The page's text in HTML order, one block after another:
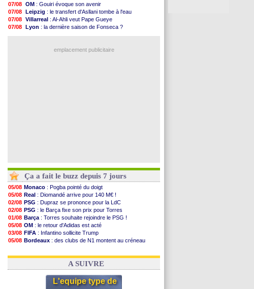
07/08 OM : Gouiri évoque son avenir
07/08 Leipzig : le transfert d'Asllani tombe à l'eau
07/08 Villarreal : Al-Ahli veut Pape Gueye
07/08 Lyon : la dernière saison de Fonseca ?
: Kevin Carlos va partir en Italie
emplacement publicitaire
Ça a fait le buzz depuis 7 jours
05/08 Monaco : Pogba pointé du doigt
05/08 Real : Diomandé arrive pour 140 M€ !
02/08 PSG : Dupraz se prononce pour la LdC
02/08 PSG : le Barça fixe son prix pour Torres
01/08 Barça : Torres souhaite rejoindre le PSG !
05/08 OM : le retour d'Adidas est acté
03/08 FIFA : Infantino sollicite Trump
05/08 Bordeaux : des clubs de N1 montent au créneau
03/08 Real: le démenti de Leipzig pour Diomandé
A SUIVRE
L'equipe type de